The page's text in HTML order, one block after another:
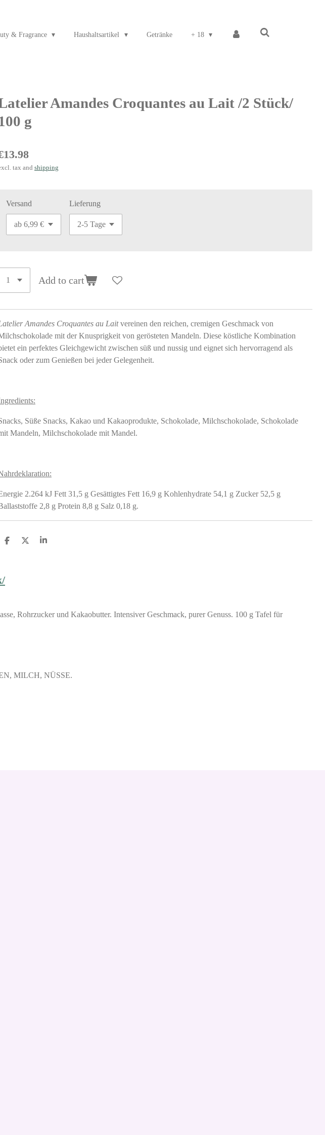
& Fragrance Haushaltsartikel Getränke + 18
Amandes Croquantes au Lait /2 Stück/
g
tax and shipping
Versand Lieferung
Add to cart
Amandes Croquantes au Laitvereinen den reichen, cremigen Geschmack von
mit der Knusprigkeit von gerösteten Mandeln. Diese köstliche Kombination
ein perfektes Gleichgewicht zwischen süß und nussig und eignet sich hervorragend als
oder zum Genießen bei jeder Gelegenheit.
Süße Snacks, Kakao und Kakaoprodukte, Schokolade, Milchschokolade, Schokolade
Mandeln, Milchschokolade mit Mandel.
2.264 kJ Fett 31,5 g Gesättigtes Fett 16,9 g Kohlenhydrate 54,1 g Zucker 52,5 g
2,8 g Protein 8,8 g Salz 0,18 g.
S
S
S
Rohrzucker und Kakaobutter. Intensiver Geschmack, purer Genuss. 100 g Tafel für
MILCH, NÜSSE.